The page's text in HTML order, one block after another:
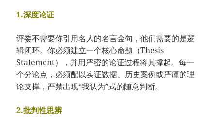
1.深度论证
评委不需要你引用名人的名言金句，他们需要的是逻
辑闭环。你必须建立一个核心命题（Thesis
Statement），并用严密的论证过程将其撑起。每一
个分论点，必须配以实证数据、历史案例或严谨的理
论支撑，严禁出现“我认为”式的随意判断。
2.批判性思辨